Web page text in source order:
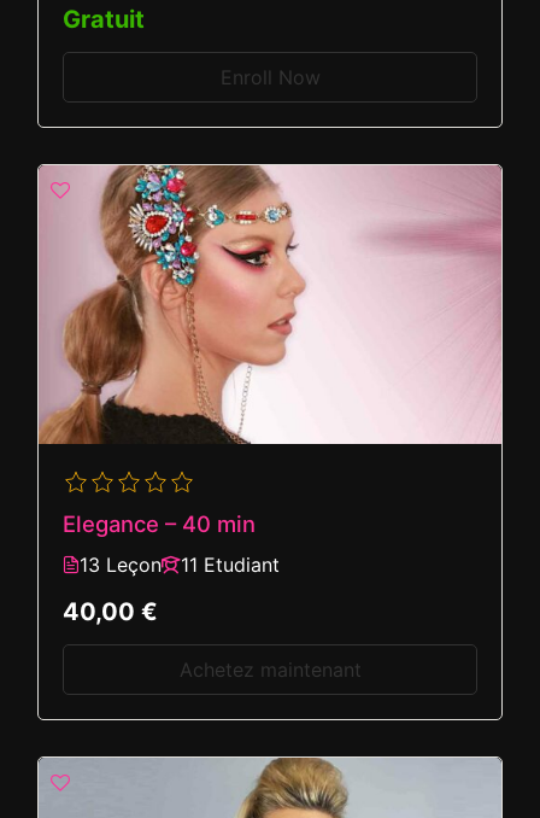
Gratuit
Enroll Now
Elegance – 40 min
13 Leçon 11 Etudiant
40,00 €
Achetez maintenant